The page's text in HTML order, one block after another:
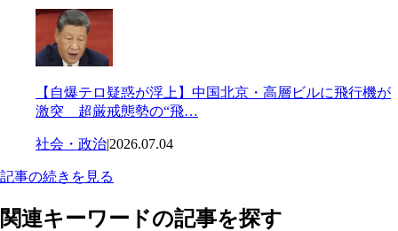
【自爆テロ疑惑が浮上】中国北京・高層ビルに飛行機が
激突 超厳戒態勢の“飛…
社会・政治|2026.07.04
記事の続きを見る
関連キーワードの記事を探す